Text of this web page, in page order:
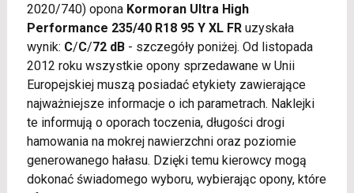
2020/740) opona Kormoran Ultra High
Performance 235/40 R18 95 Y XL FRuzyskała
wynik: C/C/72 dB- szczegóły poniżej. Od listopada
2012 roku wszystkie opony sprzedawane w Unii
Europejskiej muszą posiadać etykiety zawierające
najważniejsze informacje o ich parametrach. Naklejki
te informują o oporach toczenia, długości drogi
hamowania na mokrej nawierzchni oraz poziomie
generowanego hałasu. Dzięki temu kierowcy mogą
dokonać świadomego wyboru, wybierając opony, które